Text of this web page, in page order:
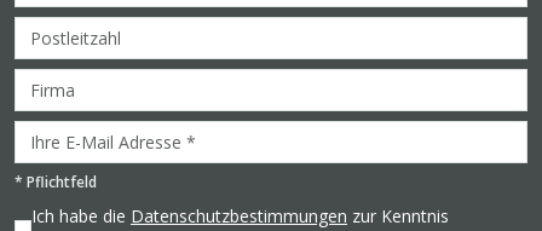
* Pflichtfeld
Ich habe die Datenschutzbestimmungen zur Kenntnis